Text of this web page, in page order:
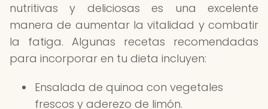
nutritivas y deliciosas es una excelente
manera de aumentar la vitalidad y combatir
la fatiga. Algunas recetas recomendadas
para incorporar en tu dieta incluyen:
Ensalada de quinoa con vegetales
frescos y aderezo de limón.